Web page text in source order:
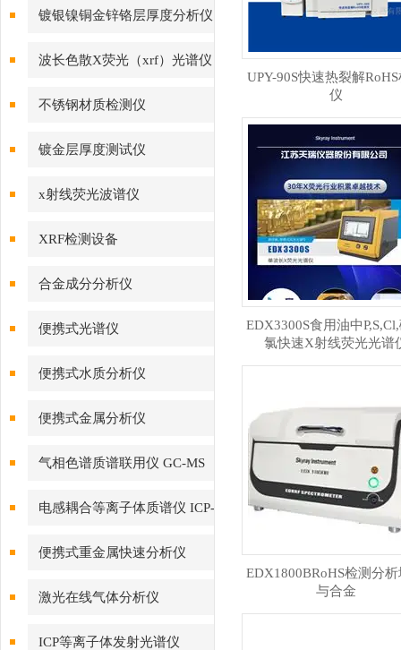
镀银镍铜金锌铬层厚度分析仪
波长色散X荧光（xrf）光谱仪
不锈钢材质检测仪
镀金层厚度测试仪
x射线荧光波谱仪
XRF检测设备
合金成分分析仪
便携式光谱仪
便携式水质分析仪
便携式金属分析仪
气相色谱质谱联用仪 GC-MS
电感耦合等离子体质谱仪 ICP-
MS
便携式重金属快速分析仪
激光在线气体分析仪
ICP等离子体发射光谱仪
UPY-90S快速热裂解
仪
EDX3300S食用油中
氯快速X射线荧光光谱
EDX1800BRoHS检测分
与合金